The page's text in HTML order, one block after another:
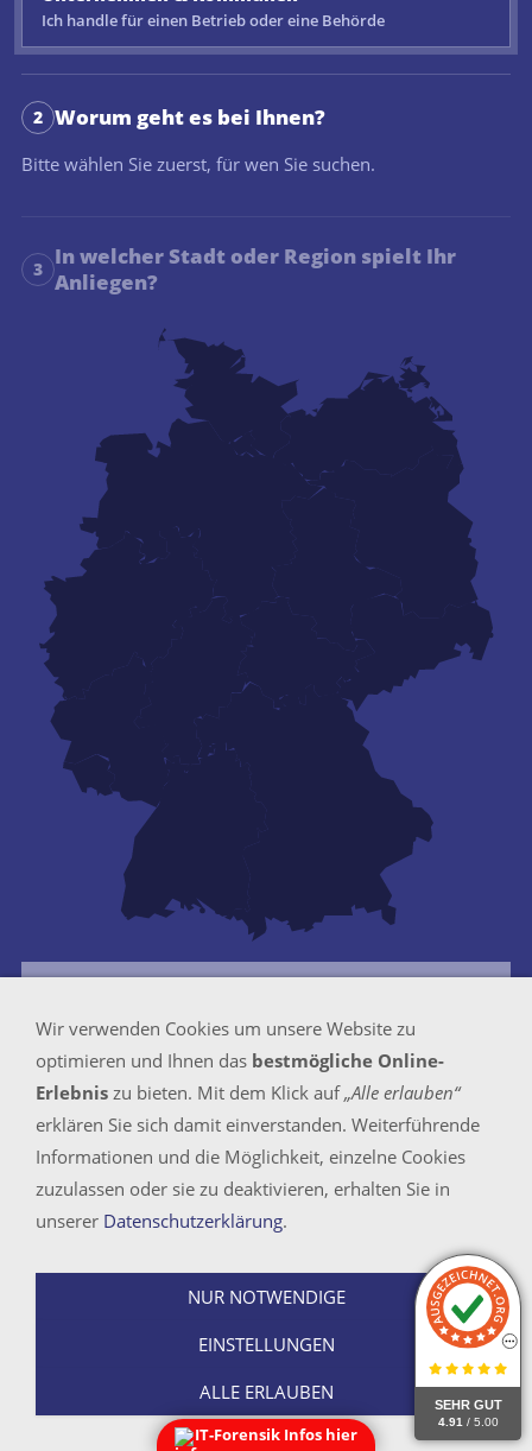
Ich handle für einen Betrieb oder eine Behörde
2 Worum geht es bei Ihnen?
Bitte wählen Sie zuerst, für wen Sie suchen.
3 In welcher Stadt oder Region spielt Ihr
Anliegen?
Prüfen
BEVOR SIE SICH ENTSCHEIDEN
Sind wir die Richtigen für Ihre
Fünf Antworten, die Ihnen bei Ihrer Entscheidung
Was uns auszeichnet
IT-Forensik Infos hier
SEHR GUT
4.91 / 5.00
Wir verwenden Cookies um unsere Website zu
optimieren und Ihnen das bestmögliche Online-
Erlebnis zu bieten. Mit dem Klick auf„Alle erlauben“
erklären Sie sich damit einverstanden. Weiterführende
Informationen und die Möglichkeit, einzelne Cookies
zuzulassen oder sie zu deaktivieren, erhalten Sie in
unserer Datenschutzerklärung.
NUR NOTWENDIGE
EINSTELLUNGEN
ALLE ERLAUBEN